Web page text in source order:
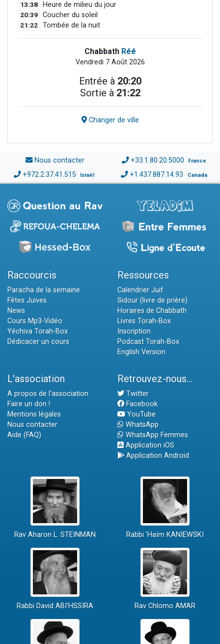
13:38 Heure de milieu du jour
20:39 Coucher du soleil
21:22 Tombée de la nuit
Chabbath Réé
Vendredi 7 Août 2026
Entrée à 20:20
Sortie à 21:22
Changer de ville
Nous contacter +33.1.80.20.5000 France
+972.2.37.41.515 Israël +1.437.887.14.93 Canada
Raccourcis
Paracha de la semaine
Fêtes Juives
News
Cours Mp3-Vidéo
Yéchiva Torah-Box
Dédicacer un cours
Ressources
Calendrier Juif
Sidour (livre de prière)
Horaires de Chabbath
Livres Torah-Box
Inscription
Podcast Torah-Box
English Version
L'association
A propos de l'association
Faire un don !
Mentions légales
Nous contacter
Aide (FAQ)
Retrouvez-nous...
Twitter
Facebook
YouTube
WhatsApp
WhatsApp Femmes
Application iOS
Application Android
Rav Aharon L. STEINMAN Rabbi 'Haïm KANIEWSKI
Rabbi David ABI'HSSIRA Rav Chlomo AMAR